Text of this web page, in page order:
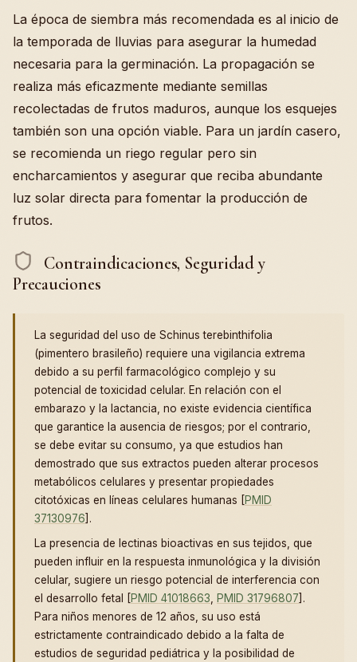
La época de siembra más recomendada es al inicio de
la temporada de lluvias para asegurar la humedad
necesaria para la germinación. La propagación se
realiza más eficazmente mediante semillas
recolectadas de frutos maduros, aunque los esquejes
también son una opción viable. Para un jardín casero,
se recomienda un riego regular pero sin
encharcamientos y asegurar que reciba abundante
luz solar directa para fomentar la producción de
frutos.
Contraindicaciones, Seguridad y
Precauciones
La seguridad del uso de Schinus terebinthifolia
(pimentero brasileño) requiere una vigilancia extrema
debido a su perfil farmacológico complejo y su
potencial de toxicidad celular. En relación con el
embarazo y la lactancia, no existe evidencia científica
que garantice la ausencia de riesgos; por el contrario,
se debe evitar su consumo, ya que estudios han
demostrado que sus extractos pueden alterar procesos
metabólicos celulares y presentar propiedades
citotóxicas en líneas celulares humanas [PMID
37130976].
La presencia de lectinas bioactivas en sus tejidos, que
pueden influir en la respuesta inmunológica y la división
celular, sugiere un riesgo potencial de interferencia con
el desarrollo fetal [PMID 41018663 PMID 31796807].
Para niños menores de 12 años, su uso está
estrictamente contraindicado debido a la falta de
estudios de seguridad pediátrica y la posibilidad de